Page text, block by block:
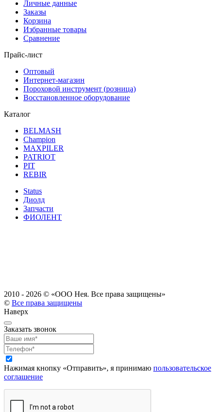
Личные данные
Заказы
Корзина
Избранные товары
Сравнение
Прайс-лист
Оптовый
Интернет-магазин
Пороховой инструмент (розница)
Восстановленное оборудование
Каталог
BELMASH
Champion
MAXPILER
PATRIOT
PIT
REBIR
Status
Диолд
Запчасти
ФИОЛЕНТ
2010 - 2026 © «ООО Нея. Все права защищены»
© Все права защищены
Наверх
Заказать звонок
Нажимая кнопку «Отправить», я принимаю пользовательское
соглашение